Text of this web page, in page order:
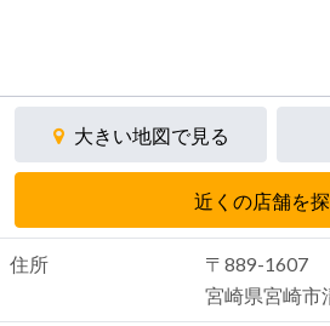
大きい地図で見る
近くの店舗を
住所
〒889-1607
宮崎県宮崎市